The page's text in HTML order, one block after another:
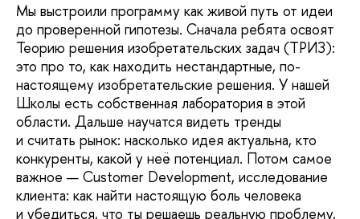
Мы выстроили программу как живой путь от идеи
до проверенной гипотезы. Сначала ребята освоят
Теорию решения изобретательских задач (ТРИЗ):
это про то, как находить нестандартные, по-
настоящему изобретательские решения. У нашей
Школы есть собственная лаборатория в этой
области. Дальше научатся видеть тренды
и считать рынок: насколько идея актуальна, кто
конкуренты, какой у неё потенциал. Потом самое
важное — Customer Development, исследование
клиента: как найти настоящую боль человека
и убедиться, что ты решаешь реальную проблему,